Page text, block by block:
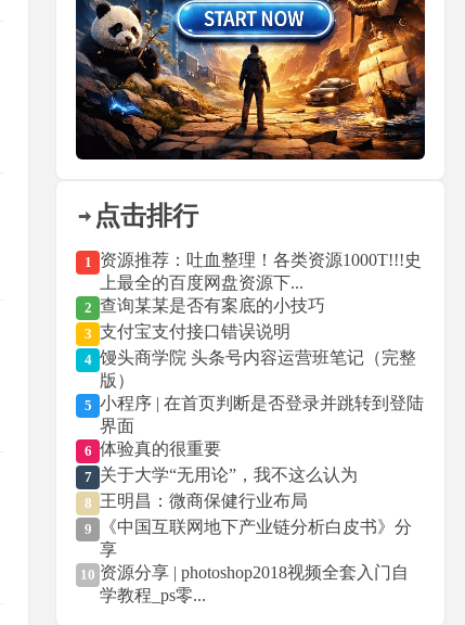
点击排行
1 资源推荐：吐血整理！各类资源1000T!!!史
上最全的百度网盘资源下...
2 查询某某是否有案底的小技巧
3 支付宝支付接口错误说明
4 馒头商学院 头条号内容运营班笔记（完整
版）
5 小程序 | 在首页判断是否登录并跳转到登陆
界面
6 体验真的很重要
7 关于大学“无用论”，我不这么认为
8 王明昌：微商保健行业布局
9
《中国互联网地下产业链分析白皮书》分
享
10 资源分享 | photoshop2018视频全套入门自
学教程_ps零...